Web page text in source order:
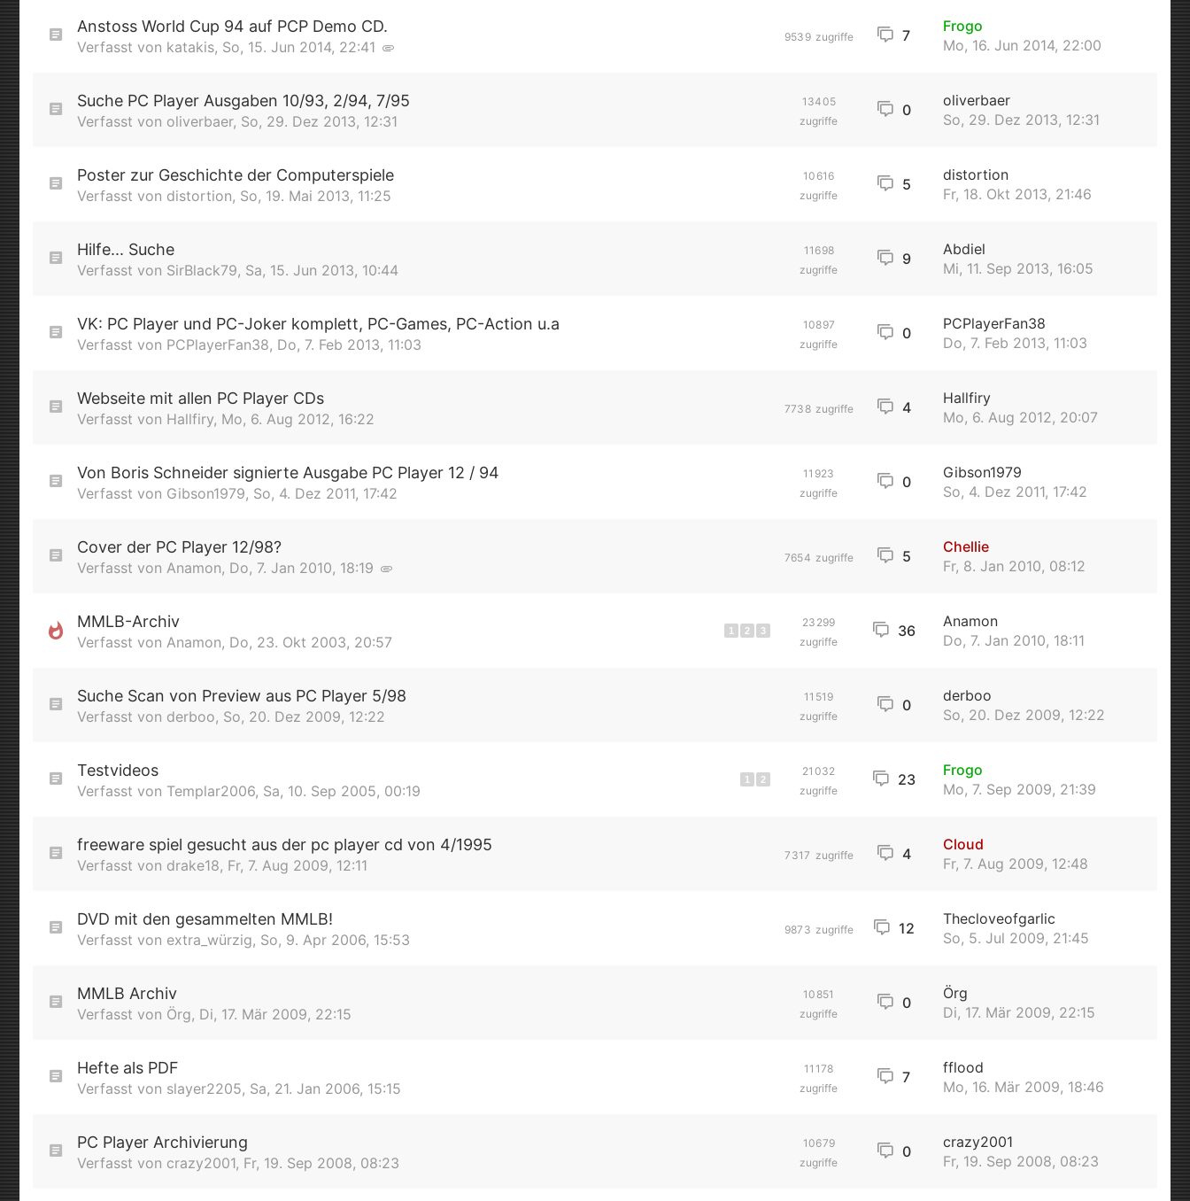
Anstoss World Cup 94 auf PCP Demo CD.
Verfasst von katakis, So, 15. Jun 2014, 22:41
9539 zugriffe 7
Frogo
Mo, 16. Jun 2014, 22:00
Suche PC Player Ausgaben 10/93, 2/94, 7/95
Verfasst von oliverbaer, So, 29. Dez 2013, 12:31
13405
zugriffe
0
oliverbaer
So, 29. Dez 2013, 12:31
Poster zur Geschichte der Computerspiele
Verfasst von distortion, So, 19. Mai 2013, 11:25
10616
zugriffe
5
distortion
Fr, 18. Okt 2013, 21:46
Hilfe... Suche
Verfasst von SirBlack79, Sa, 15. Jun 2013, 10:44
11698
zugriffe
9
Abdiel
Mi, 11. Sep 2013, 16:05
VK: PC Player und PC-Joker komplett, PC-Games, PC-Action u.a
Verfasst von PCPlayerFan38, Do, 7. Feb 2013, 11:03
10897
zugriffe
0
PCPlayerFan38
Do, 7. Feb 2013, 11:03
Webseite mit allen PC Player CDs
Verfasst von Hallfiry, Mo, 6. Aug 2012, 16:22
7738 zugriffe 4
Hallfiry
Mo, 6. Aug 2012, 20:07
Von Boris Schneider signierte Ausgabe PC Player 12 / 94
Verfasst von Gibson1979, So, 4. Dez 2011, 17:42
11923
zugriffe
0
Gibson1979
So, 4. Dez 2011, 17:42
Cover der PC Player 12/98?
Verfasst von Anamon, Do, 7. Jan 2010, 18:19
7654 zugriffe 5
Chellie
Fr, 8. Jan 2010, 08:12
MMLB-Archiv
Verfasst von Anamon, Do, 23. Okt 2003, 20:57
1 2 3
23299
zugriffe
36
Anamon
Do, 7. Jan 2010, 18:11
Suche Scan von Preview aus PC Player 5/98
Verfasst von derboo, So, 20. Dez 2009, 12:22
11519
zugriffe
0
derboo
So, 20. Dez 2009, 12:22
Testvideos
Verfasst von Templar2006, Sa, 10. Sep 2005, 00:19
1 2
21032
zugriffe
23
Frogo
Mo, 7. Sep 2009, 21:39
freeware spiel gesucht aus der pc player cd von 4/1995
Verfasst von drake18, Fr, 7. Aug 2009, 12:11
7317 zugriffe 4
Cloud
Fr, 7. Aug 2009, 12:48
DVD mit den gesammelten MMLB!
Verfasst von extra_würzig, So, 9. Apr 2006, 15:53
9873 zugriffe 12
Thecloveofgarlic
So, 5. Jul 2009, 21:45
MMLB Archiv
Verfasst von Örg, Di, 17. Mär 2009, 22:15
10851
zugriffe
0
Örg
Di, 17. Mär 2009, 22:15
Hefte als PDF
Verfasst von slayer2205, Sa, 21. Jan 2006, 15:15
11178
zugriffe
7
fflood
Mo, 16. Mär 2009, 18:46
PC Player Archivierung
Verfasst von crazy2001, Fr, 19. Sep 2008, 08:23
10679
zugriffe
0
crazy2001
Fr, 19. Sep 2008, 08:23